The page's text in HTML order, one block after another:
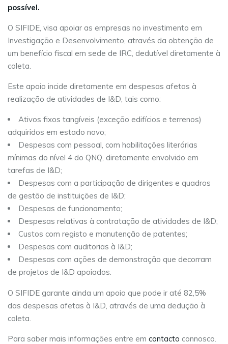
possível.
O SIFIDE, visa apoiar as empresas no investimento em
Investigação e Desenvolvimento, através da obtenção de
um benefício fiscal em sede de IRC, dedutível diretamente à
coleta.
Este apoio incide diretamente em despesas afetas à
realização de atividades de I&D, tais como:
Ativos fixos tangíveis (exceção edifícios e terrenos)
adquiridos em estado novo;
Despesas com pessoal, com habilitações literárias
mínimas do nível 4 do QNQ, diretamente envolvido em
tarefas de I&D;
Despesas com a participação de dirigentes e quadros
de gestão de instituições de I&D;
Despesas de funcionamento;
Despesas relativas à contratação de atividades de I&D;
Custos com registo e manutenção de patentes;
Despesas com auditorias à I&D;
Despesas com ações de demonstração que decorram
de projetos de I&D apoiados.
O SIFIDE garante ainda um apoio que pode ir até 82,5%
das despesas afetas à I&D, através de uma dedução à
coleta.
Para saber mais informações entre em contacto connosco.